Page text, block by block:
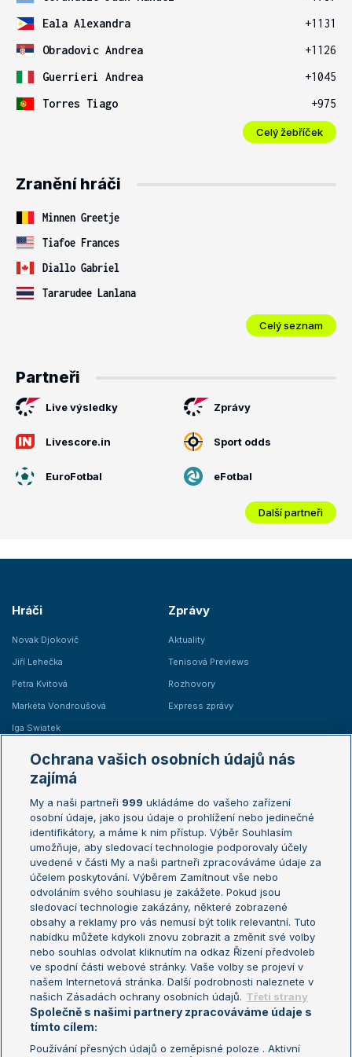
Eala Alexandra
+1131
Obradovic Andrea
+1126
Guerrieri Andrea
+1045
Torres Tiago
+975
Celý žebříček
Zranění hráči
Minnen Greetje
Tiafoe Frances
Diallo Gabriel
Tararudee Lanlana
Celý seznam
Partneři
Live výsledky Zprávy
Livescore.in Sport odds
EuroFotbal eFotbal
Další partneři
Hráči
Novak Djokovič
Jiří Lehečka
Petra Kvitová
Markéta Vondroušová
Iga Swiatek
Zprávy
Aktuality
Tenisová Previews
Rozhovory
Express zprávy
Žebříčky
Žebříček ATP (muži)
Žebříček WTA (ženy)
Sázkařský žebříček
Australian Open
French Open
Wimbledon
US Open
Turnaj mistrů
Turnaj mistryň
Aktualní trendy
Fotbalové přestupy
Livesport Daily
LS Prague Open
Ochrana vašich osobních údajů nás
zajímá
My a naši partneři 999 ukládáme do vašeho zařízení
osobní údaje, jako jsou údaje o prohlížení nebo jedinečné
identifikátory, a máme k nim přístup. Výběr Souhlasím
umožňuje, aby sledovací technologie podporovaly účely
uvedené v části My a naši partneři zpracováváme údaje za
účelem poskytování. Výběrem Zamítnout vše nebo
odvoláním svého souhlasu je zakážete. Pokud jsou
sledovací technologie zakázány, některé zobrazené
obsahy a reklamy pro vás nemusí být tolik relevantní. Tuto
nabídku můžete kdykoli znovu zobrazit a změnit své volby
nebo souhlas odvolat kliknutím na odkaz Řízení předvoleb
ve spodní části webové stránky. Vaše volby se projeví v
našem Internetová stránka. Další podrobnosti naleznete v
našich Zásadách ochrany osobních údajů. Třetí strany
Společně s našimi partnery zpracováváme údaje s
tímto cílem:
Používání přesných údajů o zeměpisné poloze . Aktivní